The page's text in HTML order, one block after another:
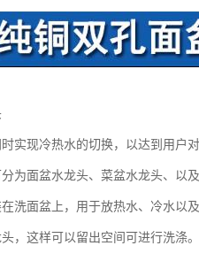
实现冷热水的切换，以达到用户
为面盆水龙头、菜盆水龙头、以及
洗面盆上，用于放热水、冷水以
，这样可以留出空间可进行洗涤。